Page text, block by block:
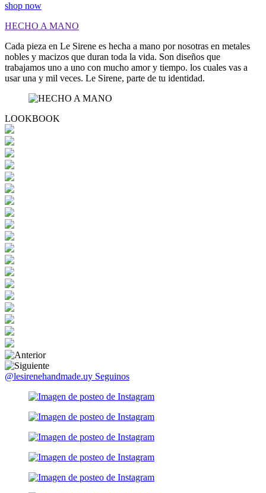
shop now
HECHO A MANO
Cada pieza en Le Sirene es hecha a mano por nosotras en metales
nobles y macizos que duran toda la vida. Son diseños que
trabajamos uno a uno con mucho amor y tiempo. los cuales vas a
usar una y mil veces. Le Sirene, parte de tu identidad.
LOOKBOOK
@lesirenehandmade.uy Seguinos